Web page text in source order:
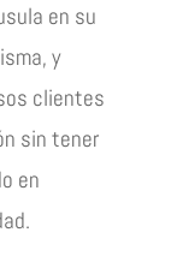
en su
y
clientes
sin tener
en